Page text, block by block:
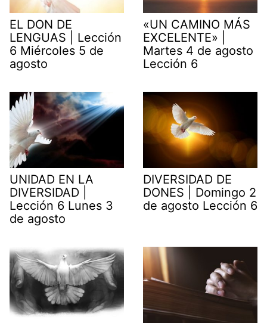
EL DON DE
LENGUAS | Lección
6 Miércoles 5 de
agosto
«UN CAMINO MÁS
EXCELENTE» |
Martes 4 de agosto
Lección 6
UNIDAD EN LA
DIVERSIDAD |
Lección 6 Lunes 3
de agosto
DIVERSIDAD DE
DONES | Domingo 2
de agosto Lección 6